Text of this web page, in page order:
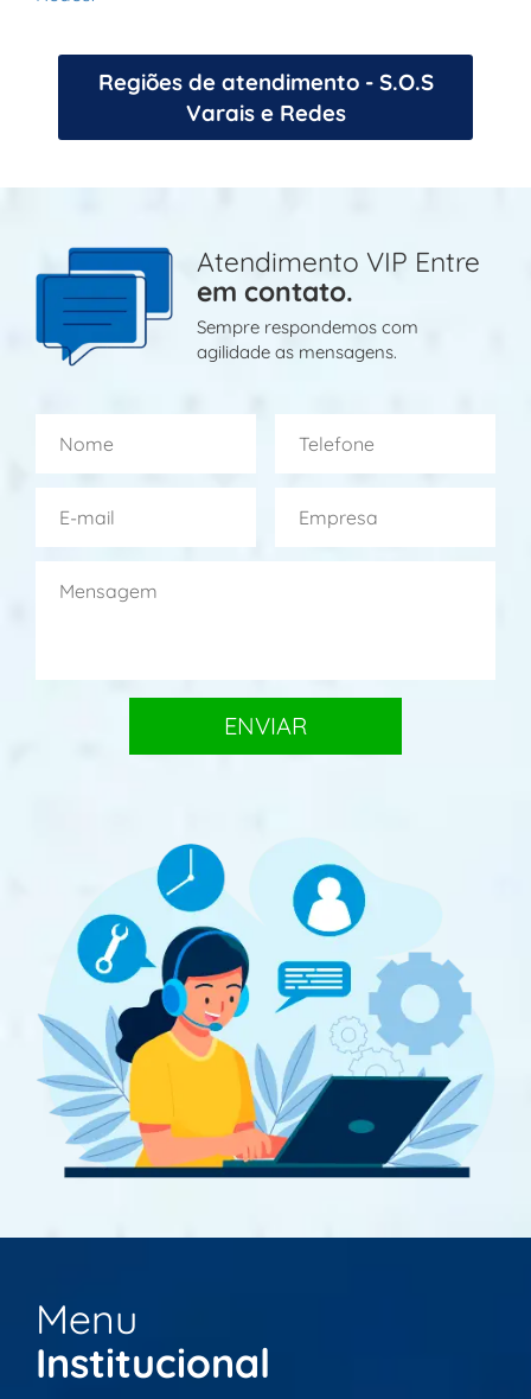
Regiões de atendimento - S.O.S
Varais e Redes
Atendimento VIP Entre
em contato.
Sempre respondemos com
agilidade as mensagens.
Menu
Institucional